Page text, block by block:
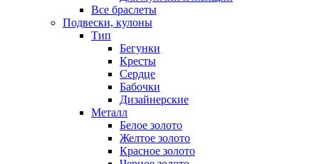
Все браслеты
Подвески, кулоны
Тип
Бегунки
Кресты
Сердце
Бабочки
Дизайнерские
Металл
Белое золото
Желтое золото
Красное золото